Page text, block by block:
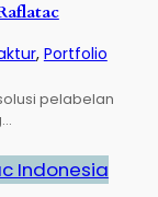
, Portfolio
pelabelan